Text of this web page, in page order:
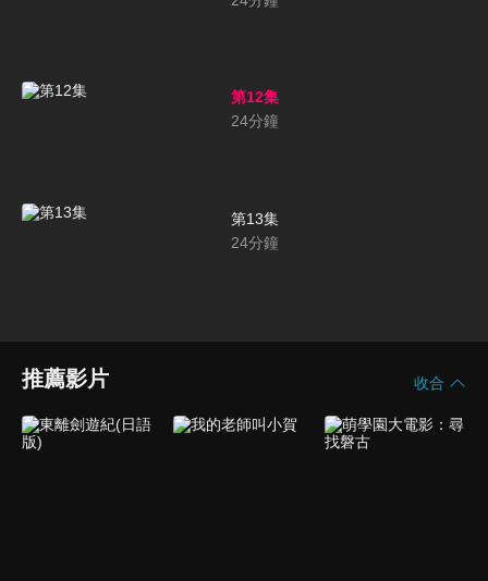
第12集
24分鐘
第13集
24分鐘
推薦影片 收合